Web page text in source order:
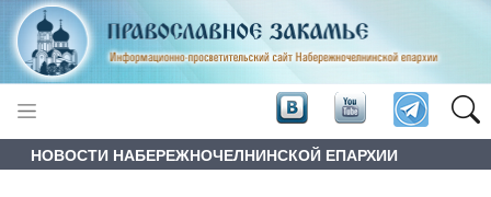
НОВОСТИ НАБЕРЕЖНОЧЕЛНИНСКОЙ ЕПАРХИИ